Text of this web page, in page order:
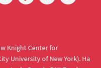
Knight Center for
University of New York). Ha